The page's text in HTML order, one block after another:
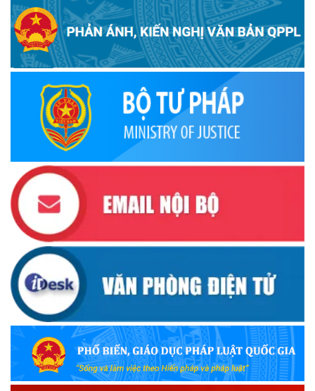
Ủy ban Thường vụ Quốc hội ban hành Nghị quyết mới,
hoàn thiện quy trình bầu cử
(30/10/2025)
Quyết định ban hành danh sách thành viên Hội đồng phối
hợp phổ biến, giáo dục pháp luật tỉnh Đắk Lắk
(22/10/2025)
Đắk Lắk triển khai Cuộc vận động “Toàn dân rèn luyện
thân thể theo gương Bác Hồ vĩ đại” giai đoạn 2026-2030
(13/10/2025)
Ủy ban Mặt trận Tổ quốc Việt Nam tỉnh kêu gọi vận động
ủng hộ đồng bào khắc phục thiệt hại do bão số 10 gây ra
(12/10/2025)
UBND TỈNH ĐẮK LẮK KHUYẾN CÁO NGƯỜI DÂN TĂNG
CƯỜNG PHÒNG, CHỐNG BỆNH TẢ
(09/10/2025)
Bộ Quốc phòng công bố thủ tục hành chính đủ điều kiện
tái cấu trúc thực hiện toàn trình, một phần trên môi trường
điện tử